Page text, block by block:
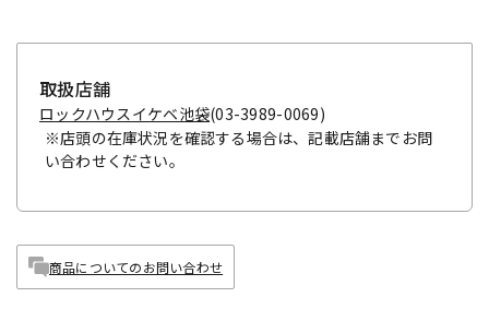
取扱店舗
ロックハウスイケベ池袋(03-3989-0069)
※店頭の在庫状況を確認する場合は、記載店舗までお問
い合わせください。
商品についてのお問い合わせ